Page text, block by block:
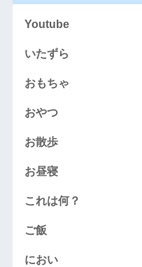
Youtube
いたずら
おもちゃ
おやつ
お散歩
お昼寝
これは何？
ご飯
におい